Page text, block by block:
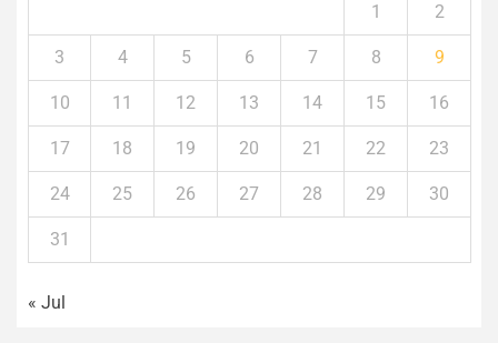
1 2
3 4 5 6 7 8 9
10 11 12 13 14 15 16
17 18 19 20 21 22 23
24 25 26 27 28 29 30
31
« Jul